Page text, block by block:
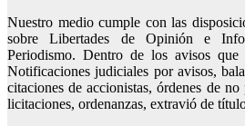
Nuestro medio cumple con las
sobre Libertades de Opinión e
Periodismo. Dentro de los avisos que
Notificaciones judiciales por avisos,
citaciones de accionistas, órdenes de no
licitaciones, ordenanzas, extravió de